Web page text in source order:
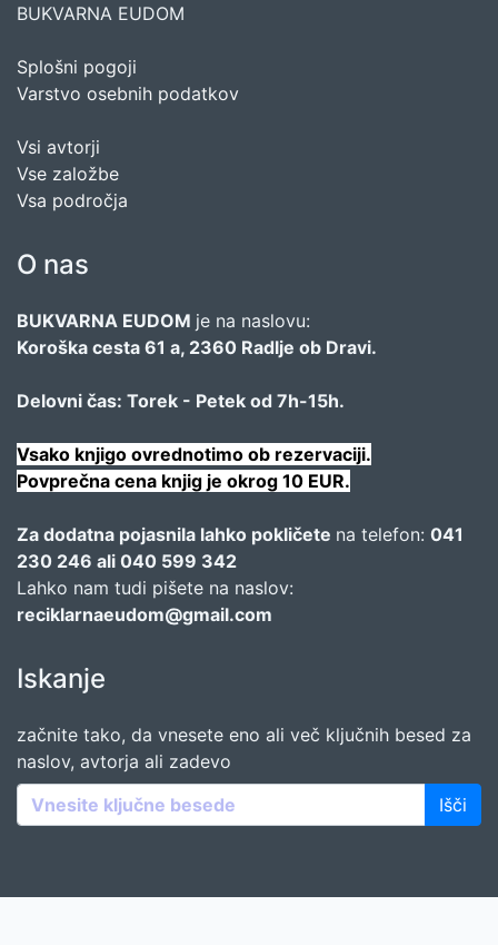
BUKVARNA EUDOM
Splošni pogoji
Varstvo osebnih podatkov
Vsi avtorji
Vse založbe
Vsa področja
O nas
BUKVARNA EUDOM je na naslovu:
Koroška cesta 61 a, 2360 Radlje ob Dravi.
Delovni čas: Torek - Petek od 7h-15h.
Vsako knjigo ovrednotimo ob rezervaciji.
Povprečna cena knjig je okrog 10 EUR.
Za dodatna pojasnila lahko pokličete na telefon: 041
230 246 ali 040 599 342
Lahko nam tudi pišete na naslov:
reciklarnaeudom@gmail.com
Iskanje
začnite tako, da vnesete eno ali več ključnih besed za
naslov, avtorja ali zadevo
Išči